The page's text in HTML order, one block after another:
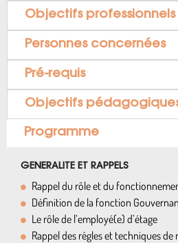
Objectifs professionnels
Personnes concernées
Pré-requis
Objectifs
Programme
GENERALITE ET RAPPELS
Rappel du rôle et du
Définition de la fonction
Le rôle de l’employé(e) d’étage
Rappel des règles et techniques de